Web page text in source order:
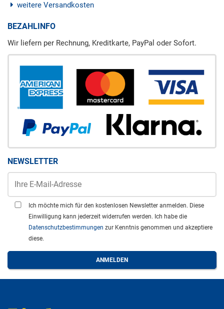
weitere Versandkosten
BEZAHLINFO
Wir liefern per Rechnung, Kreditkarte, PayPal oder Sofort.
NEWSLETTER
Ich möchte mich für den kostenlosen Newsletter anmelden. Diese
Einwilligung kann jederzeit widerrufen werden. Ich habe die
Datenschutzbestimmungen zur Kenntnis genommen und akzeptiere
diese.